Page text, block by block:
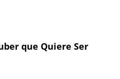
que Quiere Ser